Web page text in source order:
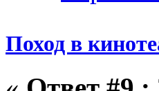
Поход в